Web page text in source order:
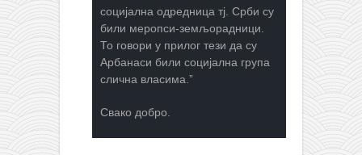
социјална одредница тј. Срби су
били меропси-земљорадници.
То говори у прилог тези да су
Арбанаси били социјална група
слична власима.”
Свако добро.